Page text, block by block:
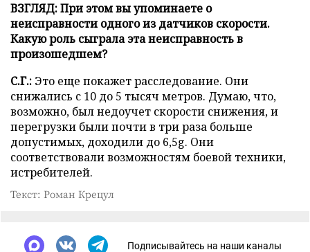
ВЗГЛЯД: При этом вы упоминаете о
неисправности одного из датчиков скорости.
Какую роль сыграла эта неисправность в
произошедшем?
С.Г.: Это еще покажет расследование. Они
снижались с 10 до 5 тысяч метров. Думаю, что,
возможно, был недоучет скорости снижения, и
перегрузки были почти в три раза больше
допустимых, доходили до 6,5g. Они
соответствовали возможностям боевой техники,
истребителей.
Текст: Роман Крецул
Подписывайтесь на наши каналы